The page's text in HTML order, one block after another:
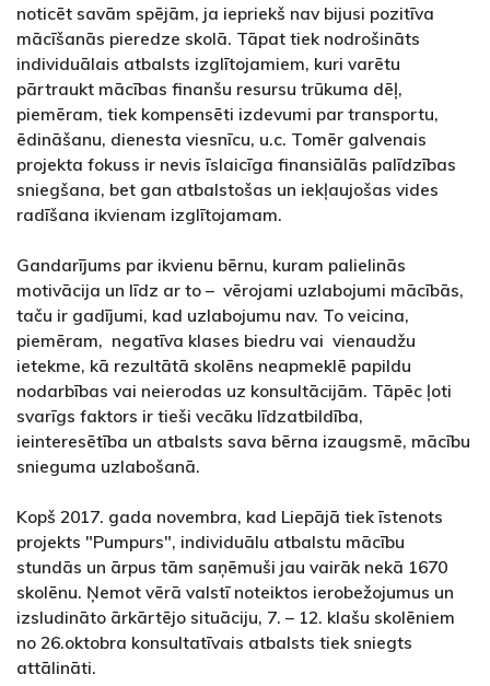
noticēt savām spējām, ja iepriekš nav bijusi pozitīva
mācīšanās pieredze skolā. Tāpat tiek nodrošināts
individuālais atbalsts izglītojamiem, kuri varētu
pārtraukt mācības finanšu resursu trūkuma dēļ,
piemēram, tiek kompensēti izdevumi par transportu,
ēdināšanu, dienesta viesnīcu, u.c. Tomēr galvenais
projekta fokuss ir nevis īslaicīga finansiālās palīdzības
sniegšana, bet gan atbalstošas un iekļaujošas vides
radīšana ikvienam izglītojamam.
Gandarījums par ikvienu bērnu, kuram palielinās
motivācija un līdz ar to – vērojami uzlabojumi mācībās,
taču ir gadījumi, kad uzlabojumu nav. To veicina,
piemēram, negatīva klases biedru vai vienaudžu
ietekme, kā rezultātā skolēns neapmeklē papildu
nodarbības vai neierodas uz konsultācijām. Tāpēc ļoti
svarīgs faktors ir tieši vecāku līdzatbildība,
ieinteresētība un atbalsts sava bērna izaugsmē, mācību
snieguma uzlabošanā.
Kopš 2017. gada novembra, kad Liepājā tiek īstenots
projekts "Pumpurs", individuālu atbalstu mācību
stundās un ārpus tām saņēmuši jau vairāk nekā 1670
skolēnu. Ņemot vērā valstī noteiktos ierobežojumus un
izsludināto ārkārtējo situāciju, 7. – 12. klašu skolēniem
no 26.oktobra konsultatīvais atbalsts tiek sniegts
attālināti.